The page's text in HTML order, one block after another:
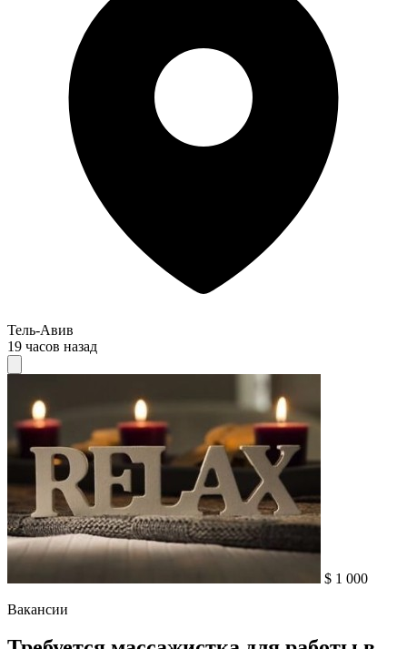
Тель-Авив
19 часов назад
$ 1 000
Вакансии